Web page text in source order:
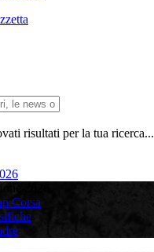
risultati per la tua ricerca...
Corsa